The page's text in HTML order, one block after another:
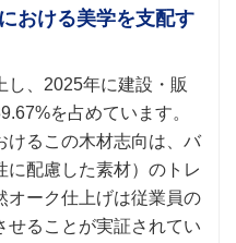
おける美学を支配す
し、2025年に建設・販
を占めています。
けるこの木材志向は、バ
に配慮した素材）のトレ
オーク仕上げは従業員の
せることが実証されてい